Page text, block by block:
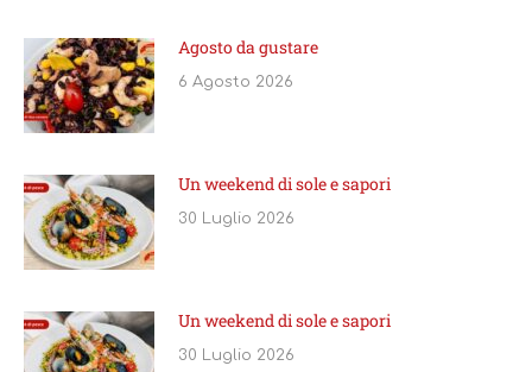
Agosto da gustare
6 Agosto 2026
Un weekend di sole e sapori
30 Luglio 2026
Un weekend di sole e sapori
30 Luglio 2026